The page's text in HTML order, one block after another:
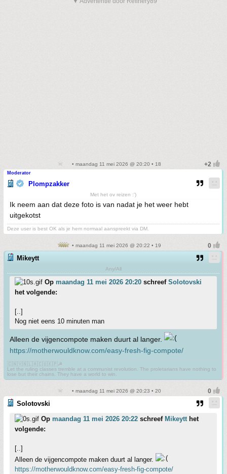
• maandag 11 mei 2026 @ 20:20 • 18
Moderator
Plompzakker
Met het ov reizen :')
Ik neem aan dat deze foto is van nadat je het weer hebt
uitgekotst
Deze user is best OK als je hem normaal aanspreekt via DM.
• maandag 11 mei 2026 @ 20:22 • 19
Mikeytt
Any/All
Op maandag 11 mei 2026 20:20 schreef Solotovski
het volgende:
[..]
Nog niet eens 10 minuten man
Alleen de vijgencompote maken duurt al langer.
https://motherwouldknow.com/easy-fresh-fig-compote/
🇨🇳🇻🇳🇱🇦🇨🇺🇰🇵☭
Let the ruling classes tremble at a communist revolution. The proletarians have nothing to
lose but their chains. They have a world to win.
• maandag 11 mei 2026 @ 20:23 • 20
Solotovski
Op maandag 11 mei 2026 20:22 schreef Mikeytthet
volgende:
[..]
Alleen de vijgencompote maken duurt al langer.
https://motherwouldknow.com/easy-fresh-fig-compote/